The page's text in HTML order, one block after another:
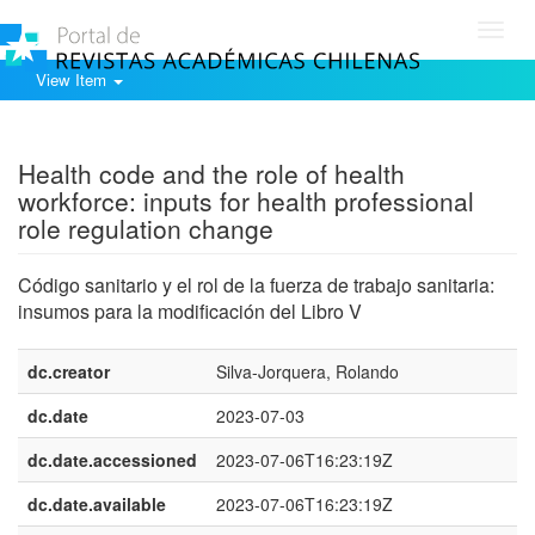
View Item
Health code and the role of health
workforce: inputs for health professional
role regulation change
Código sanitario y el rol de la fuerza de trabajo sanitaria:
insumos para la modificación del Libro V
dc.creator
Silva-Jorquera, Rolando
dc.date
2023-07-03
dc.date.accessioned
2023-07-06T16:23:19Z
dc.date.available
2023-07-06T16:23:19Z